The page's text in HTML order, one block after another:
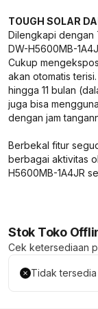
TOUGH SOLAR
Dilengkapi dengan
DW-H5600MB-
Cukup
akan otomatis
hingga 11 bulan
juga bisa
dengan jam
Berbekal fitur
berbagai aktivitas
H5600MB-1A4JR
Stok Toko
Cek ketersediaan
Tidak tersedia